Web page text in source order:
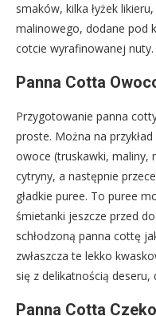
smaków, kilka łyżek
malinowego, dodane pod
cotcie wyrafinowanej nuty.
Panna Cotta
Przygotowanie panna
proste. Można na
owoce (truskawki, maliny,
cytryny, a następnie
gładkie puree. To puree
śmietanki jeszcze przed
schłodzoną panna cottę
zwłaszcza te lekko
się z delikatnością
Panna Cotta